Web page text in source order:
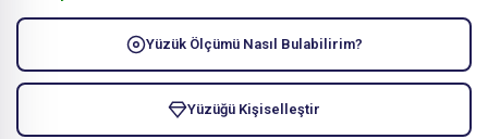
Yüzük Ölçümü Nasıl Bulabilirim?
Yüzüğü Kişiselleştir